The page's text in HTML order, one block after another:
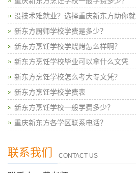
没技术难就业？选择重庆新东方助你就
新东方厨师学校学费是多少？
新东方烹饪学校学烧烤怎么样啊？
新东方烹饪学校毕业可以拿什么文凭
新东方烹饪学校怎么考大专文凭？
新东方烹饪学校学费表
新东方烹饪学校一般学费多少？
重庆新东方各学区联系电话？
联系我们 CONTACT US